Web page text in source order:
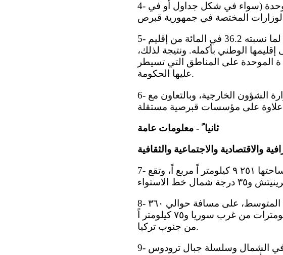
4- وجميع المعلومات الإحصائية الواردة في هذه الوثيقة الأساسية الموحدة (سواء في شكل جداول أو في
5- ونظراً إلى استمرار احتلال القوات العسكرية التركية غير المشروع لما نسبته 36.2 في المائة من إقليم
فعلية على إقليمها الوطني بأكمله. ونتيجة لذلك،
ة الموحدة على المناطق التي تسيطر
عليها الحكومة.
6- وقد أُعِدَّت هذه الوثيقة الأساسية الموحدة المنقحة بتنسيق من وزارة الشؤون الخارجية، وبالتعاون مع
ثانيا ً - معلومات عامة
والاقتصادية والاجتماعية والثقافية
7- قبرص هي ثالث أكبر جزيرة في البحر الأبيض المتوسط، وتبلغ مساحتها ٢٥١ ٩ كيلومتر اً مربع اً، وتقع
8- وهي تقع في الجزء الشمالي الشرقي من حوض البحر الأبيض المتوسط، على مسافة حوالي ٣٦٠
كيلومتر اً من شرق اليونان و٣٠٠ كيلومتر من شمال مصر و١٠٥ كيلومترات من غرب سوريا و٧٥ كيلومتر اً
من جنوب تركيا.
9- ومعظم تضاريس قبرص جبلية، وتوجد بها سلسة جبال بنتادكتيلوس في الشمال وسلسلة جبال ترودوس